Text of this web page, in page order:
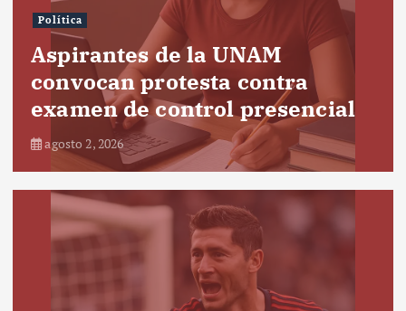
Política
Aspirantes de la UNAM
convocan protesta contra
examen de control presencial
agosto 2, 2026